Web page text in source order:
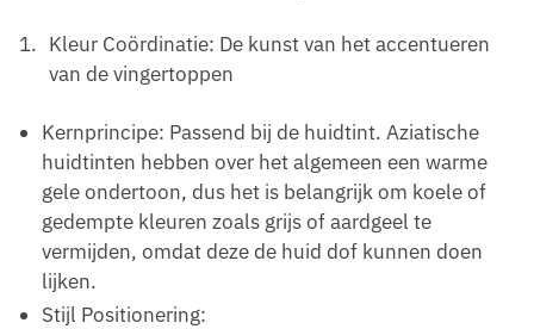
Kleur Coördinatie: De kunst van het accentueren
van de vingertoppen
Kernprincipe: Passend bij de huidtint. Aziatische
huidtinten hebben over het algemeen een warme
gele ondertoon, dus het is belangrijk om koele of
gedempte kleuren zoals grijs of aardgeel te
vermijden, omdat deze de huid dof kunnen doen
lijken.
Stijl Positionering: